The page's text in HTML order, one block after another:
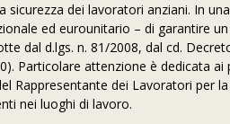
sicurezza dei lavoratori anziani. In
ed eurounitario – di garantire
dal d.lgs. n. 81/2008, dal cd.
Particolare attenzione è dedicata
Rappresentante dei Lavoratori per
nei luoghi di lavoro.